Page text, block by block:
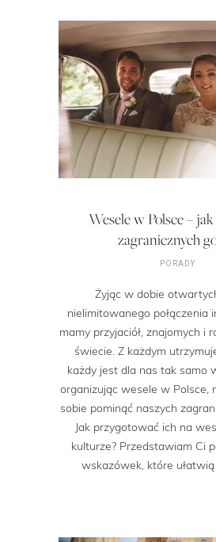
Wesele w Polsce –
zagranicznych
PORADY
Żyjąc w dobie
nielimitowanego połączenia
mamy przyjaciół, znajomych i
świecie. Z każdym
każdy jest dla nas tak samo
organizując wesele w Polsce,
sobie pominąć naszych
Jak przygotować ich na
kulturze? Przedstawiam Ci
wskazówek, które